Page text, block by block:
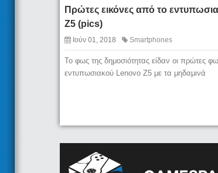
Πρώτες εικόνες από το
Z5 (pics)
Ιούν 01, 2018 Smartphones
Το φως της δημοσιότητας είδαν οι πρώτες
εντυπωσιακού Lenovo Z5 με τα μηδαμινά